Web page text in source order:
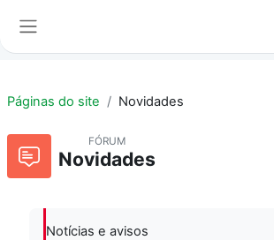
Páginas do site Novidades
FÓRUM
Novidades
Notícias e avisos